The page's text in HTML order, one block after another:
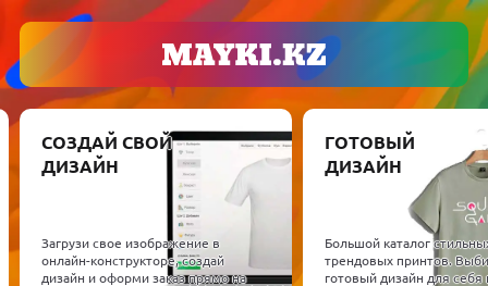
СОЗДАЙ СВОЙ
ДИЗАЙН
Загрузи свое изображение в
онлайн-конструкторе, создай
дизайн и оформи заказ прямо на
ГОТОВЫЙ
ДИЗАЙН
Большой каталог
трендовых принтов.
готовый дизайн для себя